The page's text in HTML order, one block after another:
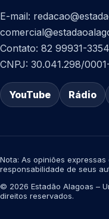
E-mail:
Contato: 82 99931-3354
CNPJ: 30.041.298/
YouTube Rádio
Nota: As opiniões
responsabilidade de seus
© 2026 Estadão Alagoas –
direitos reservados.